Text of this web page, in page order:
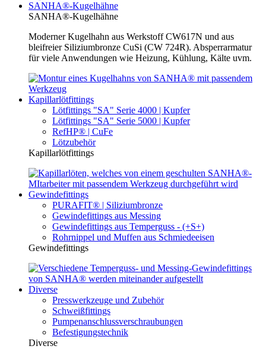
SANHA®-Kugelhähne
SANHA®-Kugelhähne
Moderner Kugelhahn aus Werkstoff CW617N und aus
bleifreier Siliziumbronze CuSi (CW 724R). Absperrarmatur
für viele Anwendungen wie Heizung, Kühlung, Kälte uvm.
Kapillarlötfittings
Lötfittings "SA" Serie 4000 | Kupfer
Lötfittings "SA" Serie 5000 | Kupfer
RefHP® | CuFe
Lötzubehör
Kapillarlötfittings
Gewindefittings
PURAFIT® | Siliziumbronze
Gewindefittings aus Messing
Gewindefittings aus Temperguss - (+S+)
Rohrnippel und Muffen aus Schmiedeeisen
Gewindefittings
Diverse
Presswerkzeuge und Zubehör
Schweißfittings
Pumpenanschlussverschraubungen
Befestigungstechnik
Diverse